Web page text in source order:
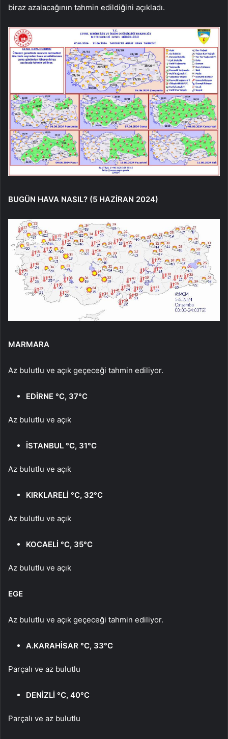
biraz azalacağının tahmin edildiğini açıkladı.
BUGÜN HAVA NASIL? (5 HAZİRAN 2024)
MARMARA
Az bulutlu ve açık geçeceği tahmin ediliyor.
EDİRNE °C, 37°C
Az bulutlu ve açık
İSTANBUL °C, 31°C
Az bulutlu ve açık
KIRKLARELİ °C, 32°C
Az bulutlu ve açık
KOCAELİ °C, 35°C
Az bulutlu ve açık
EGE
Az bulutlu ve açık geçeceği tahmin ediliyor.
A.KARAHİSAR °C, 33°C
Parçalı ve az bulutlu
DENİZLİ °C, 40°C
Parçalı ve az bulutlu